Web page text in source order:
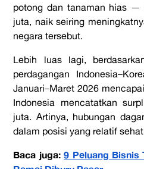
potong dan tanaman hias —
juta, naik seiring
negara tersebut.
Lebih luas lagi,
perdagangan
Januari–Maret 2026
Indonesia mencatatkan
juta. Artinya, hubungan
dalam posisi yang relatif
Baca juga:9 Peluang Bisnis